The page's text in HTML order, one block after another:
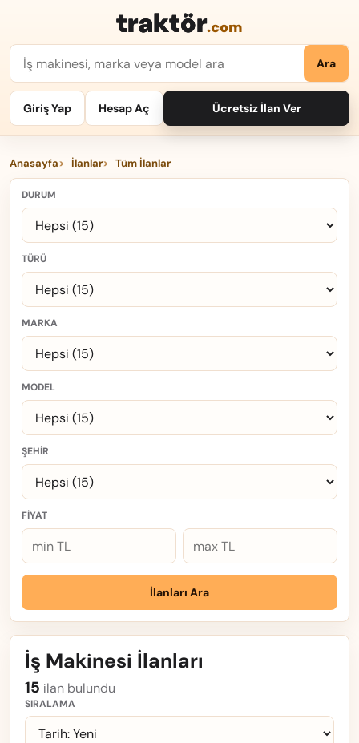
traktör.com
Ara
Giriş Yap Hesap Aç Ücretsiz İlan Ver
Anasayfa İlanlar Tüm İlanlar
DURUM
TÜRÜ
MARKA
MODEL
ŞEHIR
FIYAT
İlanları Ara
İş Makinesi İlanları
15 ilan bulundu
SIRALAMA